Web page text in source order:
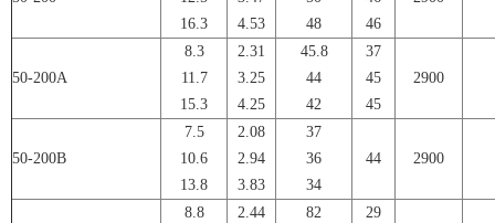
16.3
4.53
48
46
50-200A
8.3
11.7
15.3
2.31
3.25
4.25
45.8
44
42
37
45
45
2900
50-200B
7.5
10.6
13.8
2.08
2.94
3.83
37
36
34
44 2900
8.8
2.44
82
29